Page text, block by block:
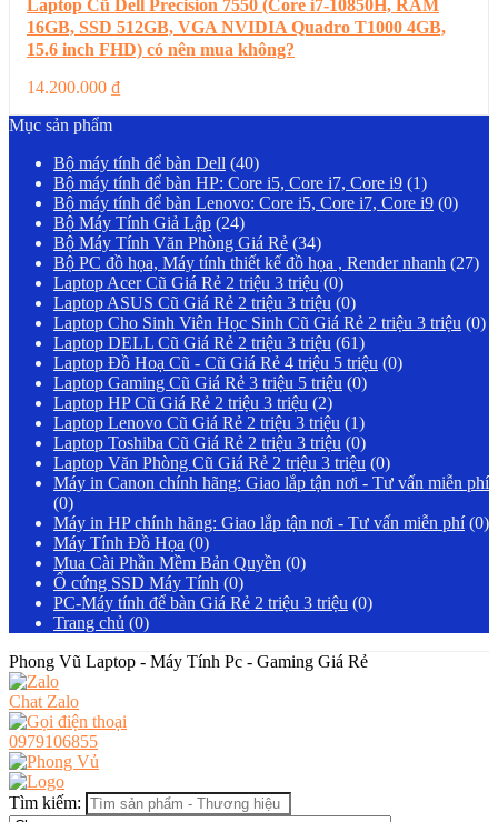
Laptop Cũ Dell Precision 7550 (Core i7-10850H, RAM
16GB, SSD 512GB, VGA NVIDIA Quadro T1000 4GB,
15.6 inch FHD) có nên mua không?
14.200.000 ₫
Mục sản phẩm
Bộ máy tính để bàn Dell (40)
Bộ máy tính để bàn HP: Core i5, Core i7, Core i9 (1)
Bộ máy tính để bàn Lenovo: Core i5, Core i7, Core i9 (0)
Bộ Máy Tính Giả Lập (24)
Bộ Máy Tính Văn Phòng Giá Rẻ (34)
Bộ PC đồ họa, Máy tính thiết kế đồ họa , Render nhanh (27)
Laptop Acer Cũ Giá Rẻ 2 triệu 3 triệu (0)
Laptop ASUS Cũ Giá Rẻ 2 triệu 3 triệu (0)
Laptop Cho Sinh Viên Học Sinh Cũ Giá Rẻ 2 triệu 3 triệu (0)
Laptop DELL Cũ Giá Rẻ 2 triệu 3 triệu (61)
Laptop Đồ Hoạ Cũ - Cũ Giá Rẻ 4 triệu 5 triệu (0)
Laptop Gaming Cũ Giá Rẻ 3 triệu 5 triệu (0)
Laptop HP Cũ Giá Rẻ 2 triệu 3 triệu (2)
Laptop Lenovo Cũ Giá Rẻ 2 triệu 3 triệu (1)
Laptop Toshiba Cũ Giá Rẻ 2 triệu 3 triệu (0)
Laptop Văn Phòng Cũ Giá Rẻ 2 triệu 3 triệu (0)
Máy in Canon chính hãng: Giao lắp tận nơi - Tư vấn miễn phí
(0)
Máy in HP chính hãng: Giao lắp tận nơi - Tư vấn miễn phí (0)
Máy Tính Đồ Họa (0)
Mua Cài Phần Mềm Bản Quyền (0)
Ổ cứng SSD Máy Tính (0)
PC-Máy tính để bàn Giá Rẻ 2 triệu 3 triệu (0)
Trang chủ (0)
Phong Vũ Laptop - Máy Tính Pc - Gaming Giá Rẻ
Chat Zalo
0979106855
Tìm kiếm: